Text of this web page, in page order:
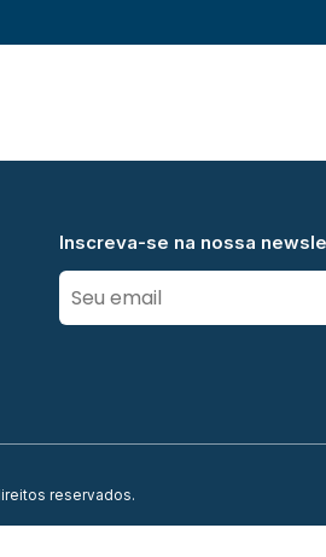
Inscreva-se na nossa
reservados.